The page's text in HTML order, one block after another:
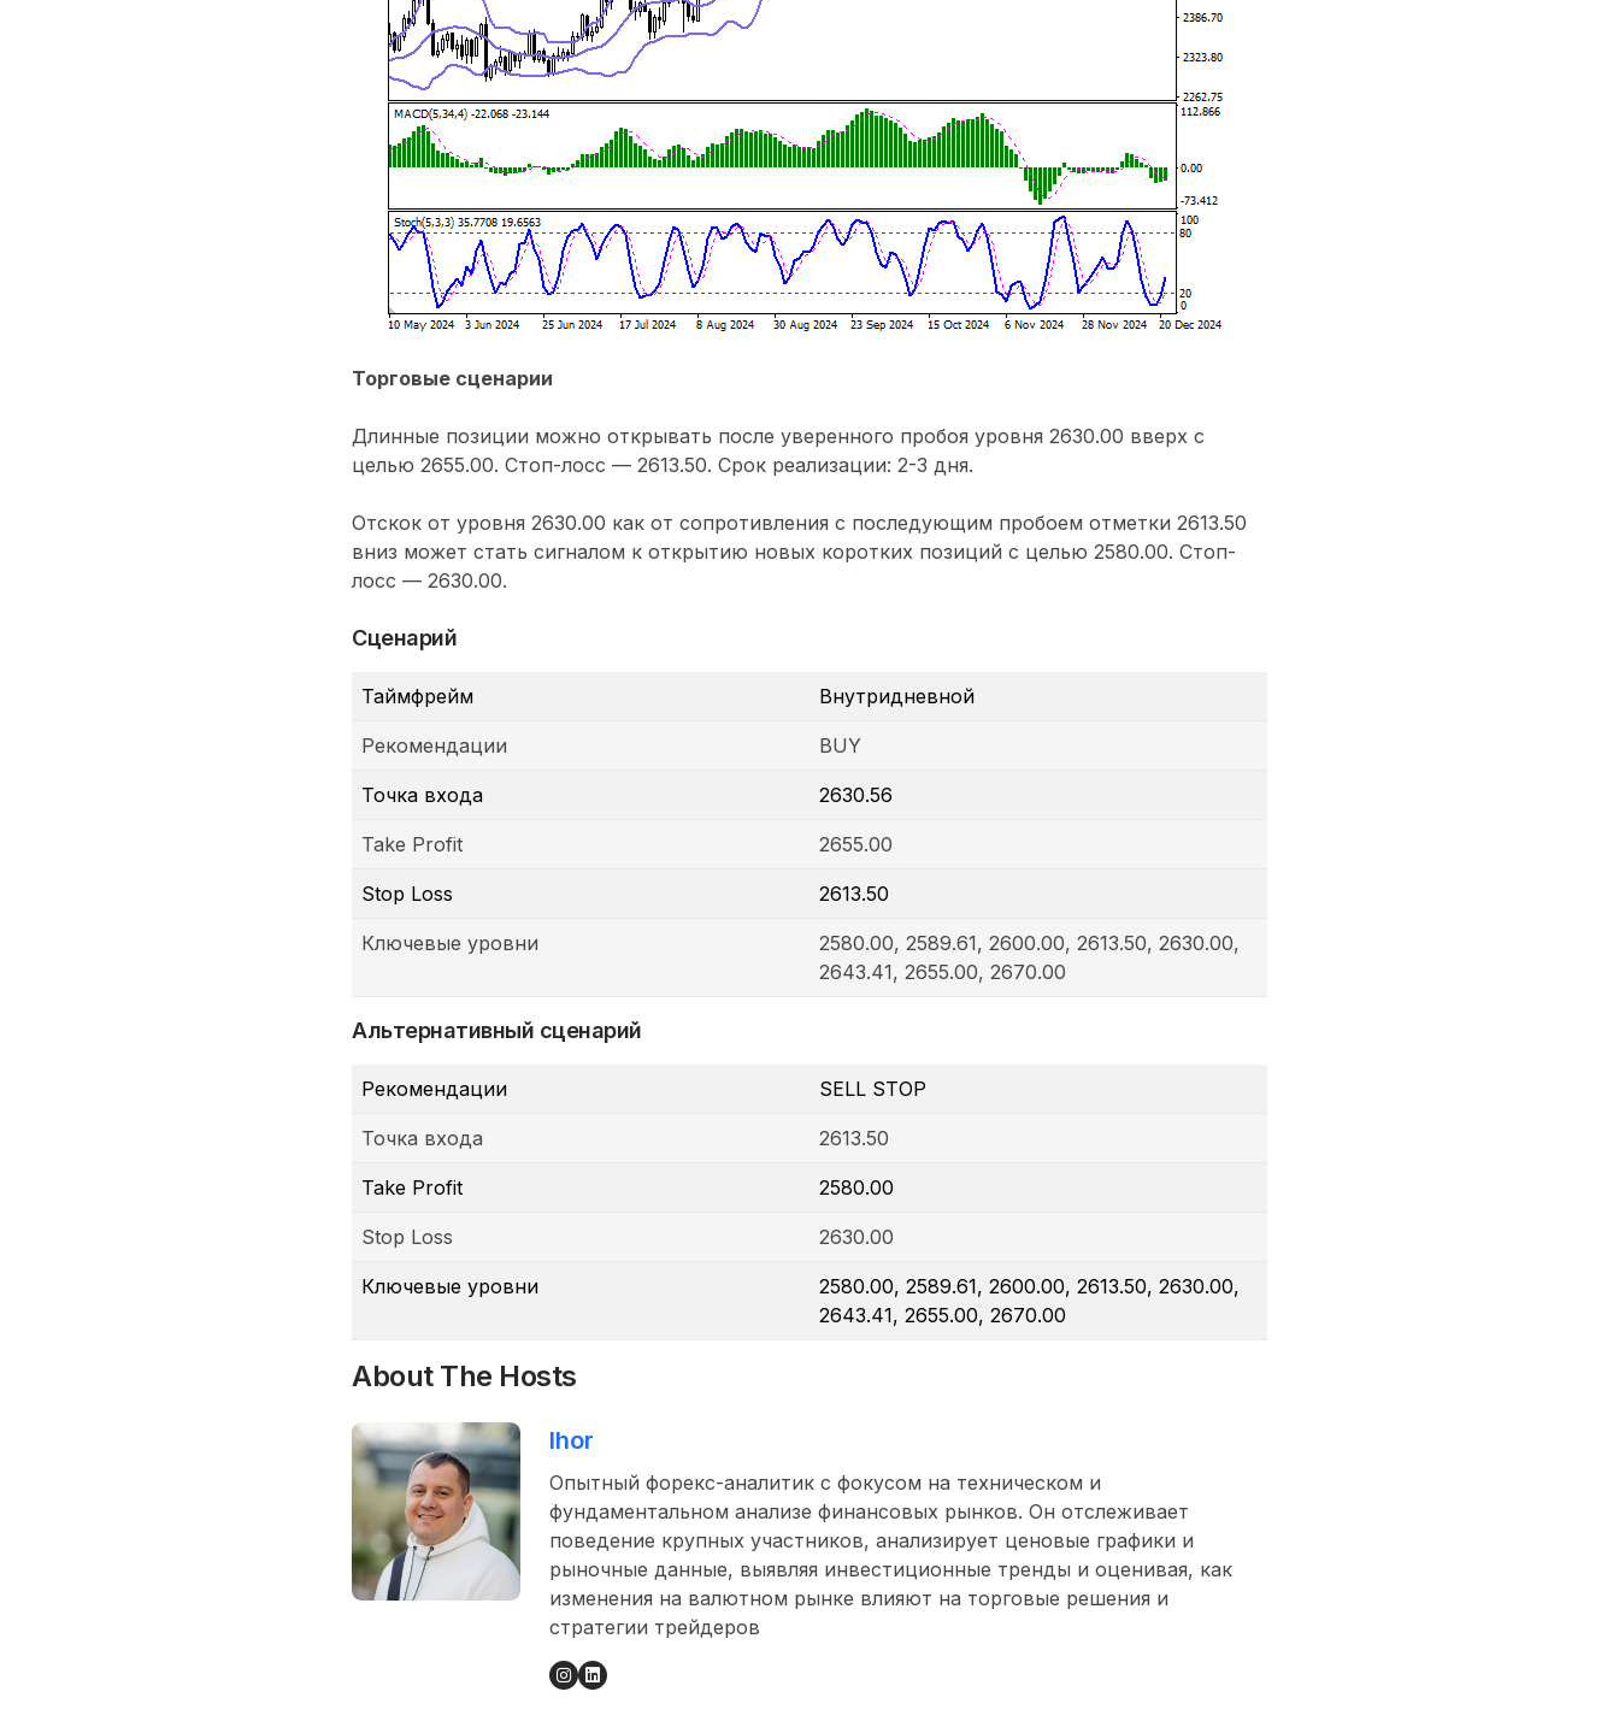
Торговые сценарии
Длинные позиции можно открывать после уверенного пробоя уровня 2630.00 вверх с
целью 2655.00. Стоп-лосс — 2613.50. Срок реализации: 2-3 дня.
Отскок от уровня 2630.00 как от сопротивления с последующим пробоем отметки 2613.50
вниз может стать сигналом к открытию новых коротких позиций с целью 2580.00. Стоп-
лосс — 2630.00.
Сценарий
Таймфрейм Внутридневной
Рекомендации BUY
Точка входа 2630.56
Take Profit 2655.00
Stop Loss 2613.50
Ключевые уровни
2580.00, 2589.61, 2600.00, 2613.50, 2630.00,
2643.41, 2655.00, 2670.00
Альтернативный сценарий
Рекомендации SELL STOP
Точка входа 2613.50
Take Profit 2580.00
Stop Loss 2630.00
Ключевые уровни
2580.00, 2589.61, 2600.00, 2613.50, 2630.00,
2643.41, 2655.00, 2670.00
About The Hosts
Ihor
Опытный форекс-аналитик с фокусом на техническом и
фундаментальном анализе финансовых рынков. Он отслеживает
поведение крупных участников, анализирует ценовые графики и
рыночные данные, выявляя инвестиционные тренды и оценивая, как
изменения на валютном рынке влияют на торговые решения и
стратегии трейдеров